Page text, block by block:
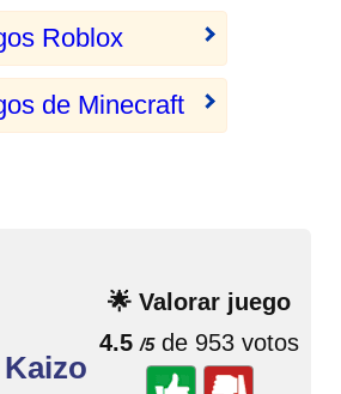
Roblox
de Minecraft
🌟 Valorar juego
4.5 /5de 953 votos